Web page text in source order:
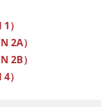
）
2A）
2B）
）